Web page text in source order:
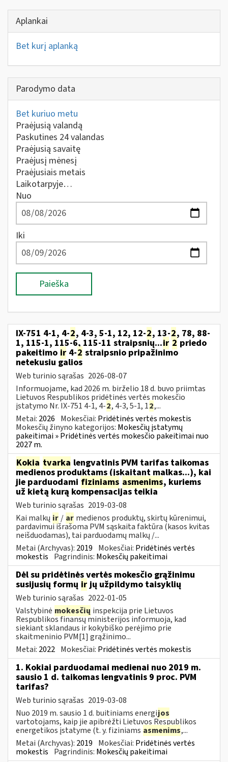
Aplankai
Bet kurį aplanką
Parodymo data
Bet kuriuo metu
Praėjusią valandą
Paskutines 24 valandas
Praėjusią savaitę
Praėjusį mėnesį
Praėjusiais metais
Laikotarpyje…
Nuo
Iki
Paieška
IX-751 4-1, 4-2, 4-3, 5-1, 12, 12-2, 13-2, 78, 88-
1, 115-1, 115-6, 115-11 straipsnių...ir 2 priedo
pakeitimo ir 4-2 straipsnio pripažinimo
netekusiu galios
Web turinio sąrašas 2026-08-07
Informuojame, kad 2026 m. birželio 18 d. buvo priimtas
Lietuvos Respublikos pridėtinės vertės mokesčio
įstatymo Nr. IX-751 4-1, 4-2, 4-3, 5-1, 12,...
Metai: 2026 Mokesčiai: Pridėtinės vertės mokestis
Mokesčių žinyno kategorijos: Mokesčių įstatymų
pakeitimai » Pridėtinės vertės mokesčio pakeitimai nuo
2027 m.
Kokia tvarka lengvatinis PVM tarifas taikomas
medienos produktams (įskaitant malkas...), kai
jie parduodami fiziniams asmenims, kuriems
už kietą kurą kompensacijas teikia
Web turinio sąrašas 2019-03-08
Kai malkų ir / ar medienos produktų, skirtų kūrenimui,
pardavimui išrašoma PVM sąskaita faktūra (kasos kvitas
neišduodamas), tai parduodamų malkų /...
Metai (Archyvas): 2019 Mokesčiai: Pridėtinės vertės
mokestis Pagrindinis: Mokesčių pakeitimai
Dėl su pridėtinės vertės mokesčio grąžinimu
susijusių formų irjų užpildymo taisyklių
Web turinio sąrašas 2022-01-05
Valstybinė mokesčių inspekcija prie Lietuvos
Respublikos finansų ministerijos informuoja, kad
siekiant sklandaus ir kokybiško perėjimo prie
skaitmeninio PVM[1] grąžinimo...
Metai: 2022 Mokesčiai: Pridėtinės vertės mokestis
1. Kokiai parduodamai medienai nuo 2019 m.
sausio 1 d. taikomas lengvatinis 9 proc. PVM
tarifas?
Web turinio sąrašas 2019-03-08
Nuo 2019 m. sausio 1 d. buitiniams energijos
vartotojams, kaip jie apibrėžti Lietuvos Respublikos
energetikos įstatyme (t. y. fiziniams asmenims,...
Metai (Archyvas): 2019 Mokesčiai: Pridėtinės vertės
mokestis Pagrindinis: Mokesčių pakeitimai